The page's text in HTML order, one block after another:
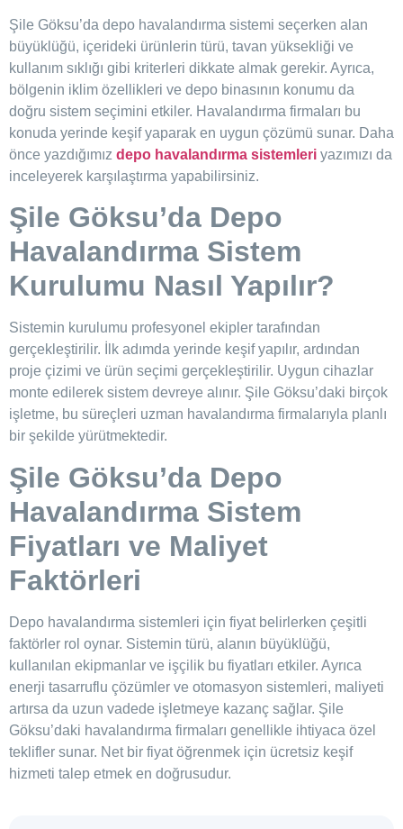
Şile Göksu’da depo havalandırma sistemi seçerken alan
büyüklüğü, içerideki ürünlerin türü, tavan yüksekliği ve
kullanım sıklığı gibi kriterleri dikkate almak gerekir. Ayrıca,
bölgenin iklim özellikleri ve depo binasının konumu da
doğru sistem seçimini etkiler. Havalandırma firmaları bu
konuda yerinde keşif yaparak en uygun çözümü sunar. Daha
önce yazdığımız depo havalandırma sistemleri yazımızı da
inceleyerek karşılaştırma yapabilirsiniz.
Şile Göksu’da Depo
Havalandırma Sistem
Kurulumu Nasıl Yapılır?
Sistemin kurulumu profesyonel ekipler tarafından
gerçekleştirilir. İlk adımda yerinde keşif yapılır, ardından
proje çizimi ve ürün seçimi gerçekleştirilir. Uygun cihazlar
monte edilerek sistem devreye alınır. Şile Göksu’daki birçok
işletme, bu süreçleri uzman havalandırma firmalarıyla planlı
bir şekilde yürütmektedir.
Şile Göksu’da Depo
Havalandırma Sistem
Fiyatları ve Maliyet
Faktörleri
Depo havalandırma sistemleri için fiyat belirlerken çeşitli
faktörler rol oynar. Sistemin türü, alanın büyüklüğü,
kullanılan ekipmanlar ve işçilik bu fiyatları etkiler. Ayrıca
enerji tasarruflu çözümler ve otomasyon sistemleri, maliyeti
artırsa da uzun vadede işletmeye kazanç sağlar. Şile
Göksu’daki havalandırma firmaları genellikle ihtiyaca özel
teklifler sunar. Net bir fiyat öğrenmek için ücretsiz keşif
hizmeti talep etmek en doğrusudur.